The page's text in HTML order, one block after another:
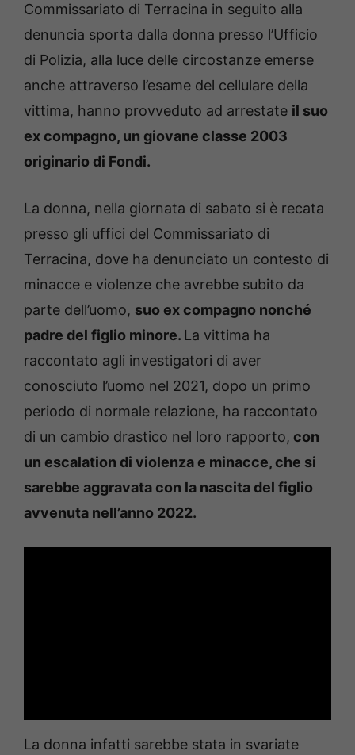
Commissariato di Terracina in seguito alla
denuncia sporta dalla donna presso l’Ufficio
di Polizia, alla luce delle circostanze emerse
anche attraverso l’esame del cellulare della
vittima, hanno provveduto ad arrestate il suo
ex compagno, un giovane classe 2003
originario di Fondi.
La donna, nella giornata di sabato si è recata
presso gli uffici del Commissariato di
Terracina, dove ha denunciato un contesto di
minacce e violenze che avrebbe subito da
parte dell’uomo, suo ex compagno nonché
padre del figlio minore. La vittima ha
raccontato agli investigatori di aver
conosciuto l’uomo nel 2021, dopo un primo
periodo di normale relazione, ha raccontato
di un cambio drastico nel loro rapporto, con
un escalation di violenza e minacce, che si
sarebbe aggravata con la nascita del figlio
avvenuta nell’anno 2022.
La donna infatti sarebbe stata in svariate